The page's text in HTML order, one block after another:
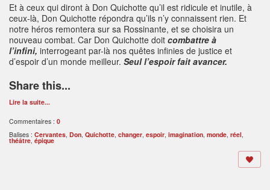
Et à ceux qui diront à Don Quichotte qu’il est ridicule et inutile, à
ceux-là, Don Quichotte répondra qu’ils n’y connaissent rien. Et
notre héros remontera sur sa Rossinante, et se choisira un
nouveau combat. Car Don Quichotte doit combattre à
l’infini, interrogeant par-là nos quêtes infinies de justice et
d’espoir d’un monde meilleur. Seul l’espoir fait avancer.
Share this...
Lire la suite...
Commentaires : 0
Balises : Cervantes Don Quichotte changer espoir imagination monde réel
théâtre, épique